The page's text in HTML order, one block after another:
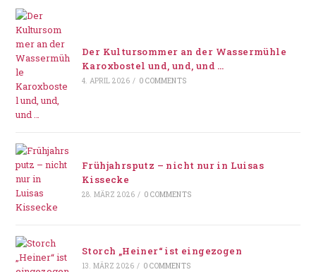
Der Kultursommer an der Wassermühle
Karoxbostel und, und, und …
4. APRIL 2026 / 0 COMMENTS
Frühjahrsputz – nicht nur in Luisas
Kissecke
28. MÄRZ 2026 / 0 COMMENTS
Storch „Heiner“ ist eingezogen
13. MÄRZ 2026 / 0 COMMENTS